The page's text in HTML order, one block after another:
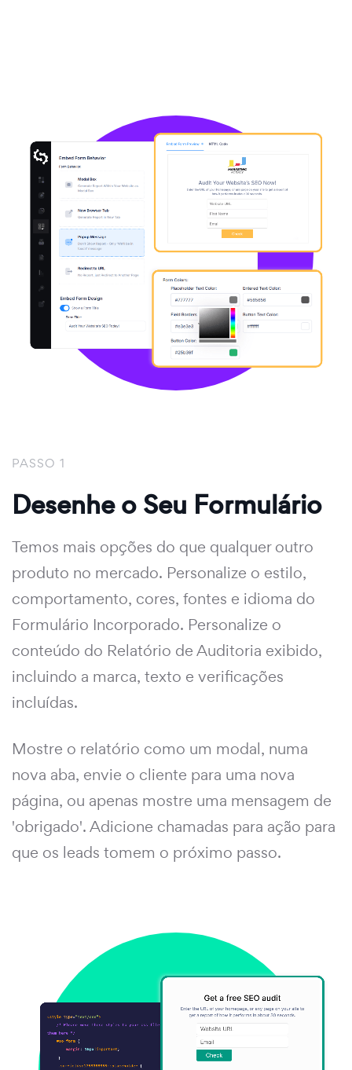
PASSO 1
Desenhe o Seu Formulário
Temos mais opções do que qualquer outro
produto no mercado. Personalize o estilo,
comportamento, cores, fontes e idioma do
Formulário Incorporado. Personalize o
conteúdo do Relatório de Auditoria exibido,
incluindo a marca, texto e verificações
incluídas.
Mostre o relatório como um modal, numa
nova aba, envie o cliente para uma nova
página, ou apenas mostre uma mensagem de
'obrigado'. Adicione chamadas para ação para
que os leads tomem o próximo passo.